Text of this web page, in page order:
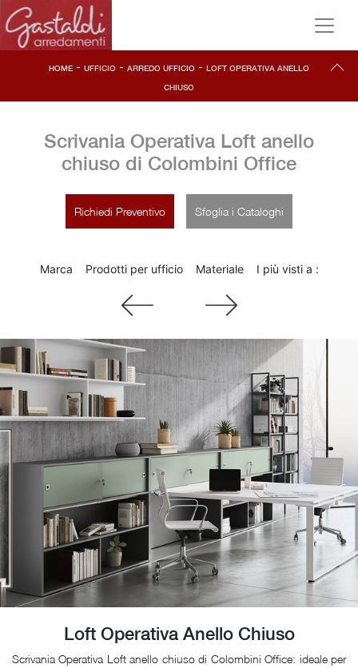
HOME - UFFICIO - ARREDO UFFICIO - LOFT OPERATIVA ANELLO
CHIUSO
Scrivania Operativa Loft anello
chiuso di Colombini Office
Richiedi Preventivo Sfoglia i Cataloghi
Marca Prodotti per ufficio Materiale I più visti a :
Loft Operativa Anello Chiuso
Scrivania Operativa Loft anello chiuso di Colombini Office: ideale per